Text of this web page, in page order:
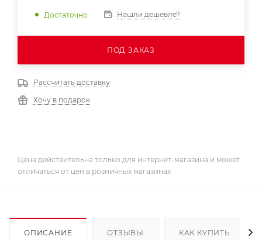
Достаточно Нашли дешевле?
ПОД ЗАКАЗ
Рассчитать доставку
Хочу в подарок
Цена действительна только для интернет-магазина и может
отличаться от цен в розничных магазинах
ОПИСАНИЕ ОТЗЫВЫ КАК КУПИТЬ